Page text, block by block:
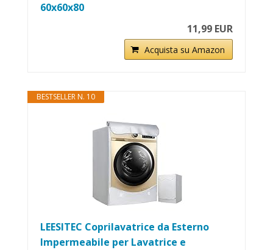
60x60x80
11,99 EUR
Acquista su Amazon
BESTSELLER N. 10
LEESITEC Coprilavatrice da Esterno
Impermeabile per Lavatrice e